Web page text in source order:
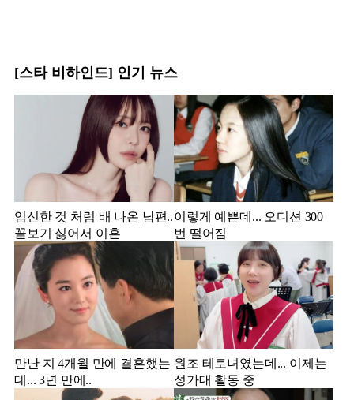
[스타 비하인드] 인기 뉴스
임신한 것 처럼 배 나온 남편..
꼴보기 싫어서 이혼
이렇게 예쁜데... 오디션 300
번 떨어짐
만난 지 4개월 만에 결혼했는
데... 3년 만에..
원조 테토녀였는데... 이제는
성가대 활동 중